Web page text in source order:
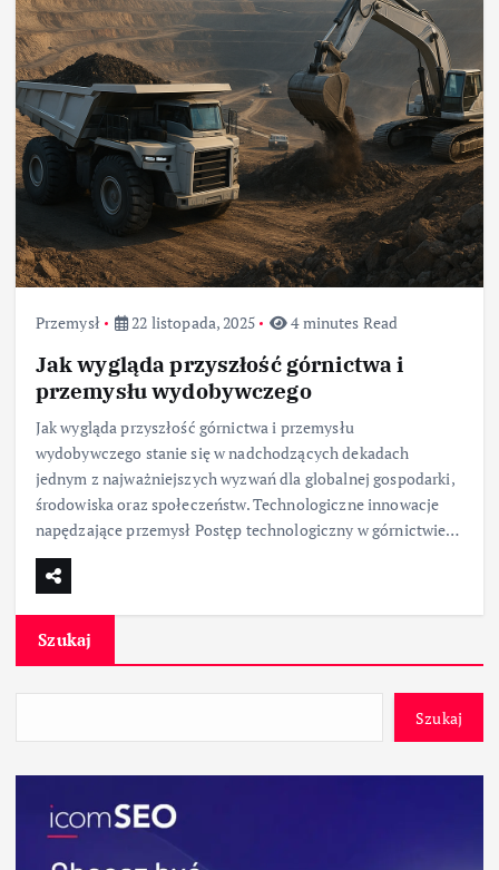
Przemysł 22 listopada, 2025 4 minutes Read
Jak wygląda przyszłość górnictwa i
przemysłu wydobywczego
Jak wygląda przyszłość górnictwa i przemysłu
wydobywczego stanie się w nadchodzących dekadach
jednym z najważniejszych wyzwań dla globalnej gospodarki,
środowiska oraz społeczeństw. Technologiczne innowacje
napędzające przemysł Postęp technologiczny w górnictwie…
Szukaj
Szukaj